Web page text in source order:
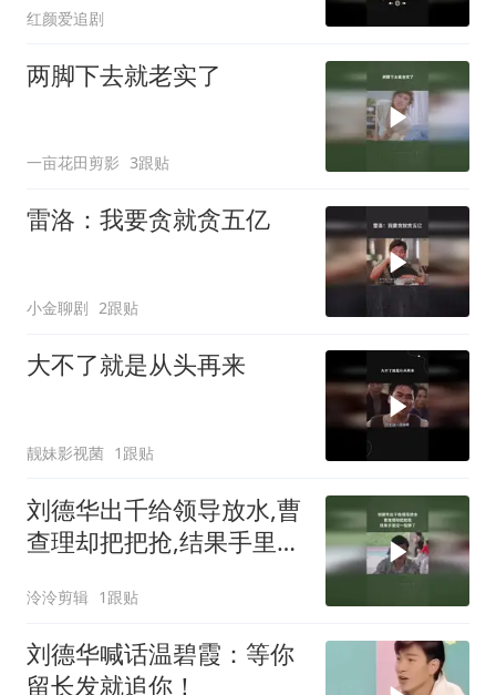
红颜爱追剧
两脚下去就老实了
一亩花田剪影 3跟贴
雷洛：我要贪就贪五亿
小金聊剧 2跟贴
大不了就是从头再来
靓妹影视菌 1跟贴
刘德华出千给领导放水,曹
查理却把把抢,结果手里没
泠泠剪辑 1跟贴
刘德华喊话温碧霞：等你
留长发就追你！